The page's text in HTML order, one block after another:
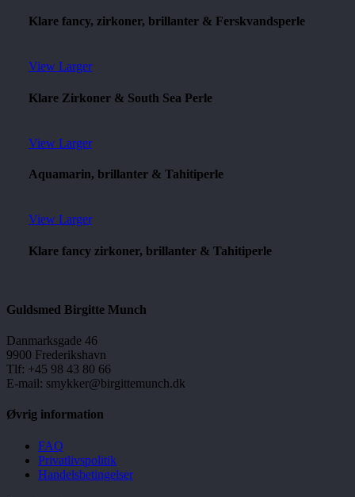
Klare fancy, zirkoner, brillanter & Ferskvandsperle
View Larger
Klare Zirkoner & South Sea Perle
View Larger
Aquamarin, brillanter & Tahitiperle
View Larger
Klare fancy zirkoner, brillanter & Tahitiperle
Guldsmed Birgitte Munch
Danmarksgade 46
9900 Frederikshavn
Tlf: +45 98 43 80 66
E-mail: smykker@birgittemunch.dk
Øvrig information
FAQ
Privatlivspolitik
Handelsbetingelser